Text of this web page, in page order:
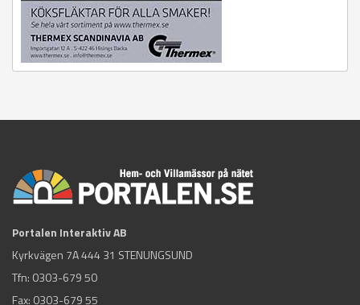
Portalen Interaktiv AB
Kyrkvägen 7A 444 31 STENUNGSUND
Tfn: 0303-679 50
Fax: 0303-679 55